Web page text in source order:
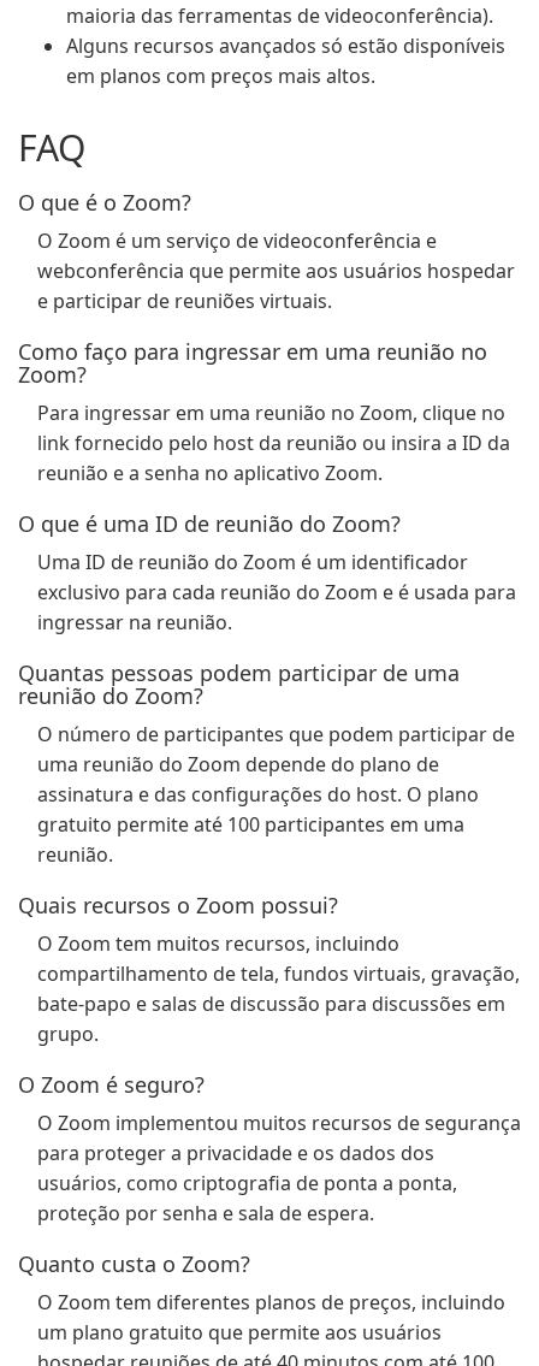
maioria das ferramentas de videoconferência).
Alguns recursos avançados só estão disponíveis
em planos com preços mais altos.
FAQ
O que é o Zoom?
O Zoom é um serviço de videoconferência e
webconferência que permite aos usuários hospedar
e participar de reuniões virtuais.
Como faço para ingressar em uma reunião no
Zoom?
Para ingressar em uma reunião no Zoom, clique no
link fornecido pelo host da reunião ou insira a ID da
reunião e a senha no aplicativo Zoom.
O que é uma ID de reunião do Zoom?
Uma ID de reunião do Zoom é um identificador
exclusivo para cada reunião do Zoom e é usada para
ingressar na reunião.
Quantas pessoas podem participar de uma
reunião do Zoom?
O número de participantes que podem participar de
uma reunião do Zoom depende do plano de
assinatura e das configurações do host. O plano
gratuito permite até 100 participantes em uma
reunião.
Quais recursos o Zoom possui?
O Zoom tem muitos recursos, incluindo
compartilhamento de tela, fundos virtuais, gravação,
bate-papo e salas de discussão para discussões em
grupo.
O Zoom é seguro?
O Zoom implementou muitos recursos de segurança
para proteger a privacidade e os dados dos
usuários, como criptografia de ponta a ponta,
proteção por senha e sala de espera.
Quanto custa o Zoom?
O Zoom tem diferentes planos de preços, incluindo
um plano gratuito que permite aos usuários